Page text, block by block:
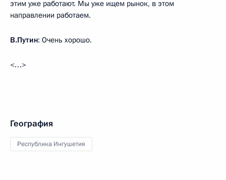
этим уже работают. Мы уже ищем рынок, в этом
направлении работаем.
В.Путин: Очень хорошо.
<…>
География
Республика Ингушетия